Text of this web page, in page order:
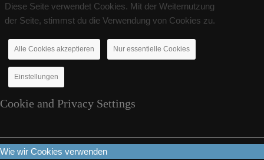
Diese Seite verwendet Cookies. Mit der Weiternutzung
der Seite, stimmst du die Verwendung von Cookies zu.
Alle Cookies akzeptieren Nur essentielle Cookies
Einstellungen
Cookie and Privacy Settings
Wie wir Cookies verwenden